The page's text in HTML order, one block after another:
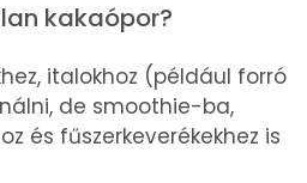
kakaópor?
italokhoz (például forró
de smoothie-ba,
és fűszerkeverékekhez is